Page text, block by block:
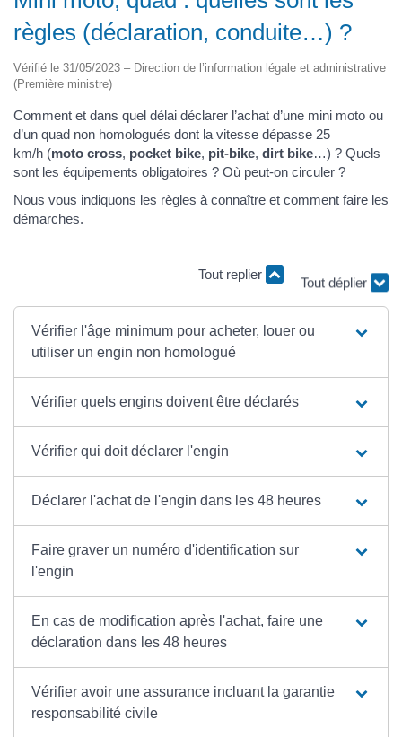
règles (déclaration, conduite…) ?
Vérifié le 31/05/2023 – Direction de l’information légale et administrative
(Première ministre)
Comment et dans quel délai déclarer l’achat d’une mini moto ou
d’un quad non homologués dont la vitesse dépasse 25
km/h (moto cross, pocket bike, pit-bike, dirt bike…) ? Quels
sont les équipements obligatoires ? Où peut-on circuler ?
Nous vous indiquons les règles à connaître et comment faire les
démarches.
Tout replier
Tout déplier
Vérifier l'âge minimum pour acheter, louer ou
utiliser un engin non homologué
Vérifier quels engins doivent être déclarés
Vérifier qui doit déclarer l'engin
Déclarer l'achat de l'engin dans les 48 heures
Faire graver un numéro d'identification sur
l'engin
En cas de modification après l'achat, faire une
déclaration dans les 48 heures
Vérifier avoir une assurance incluant la garantie
responsabilité civile